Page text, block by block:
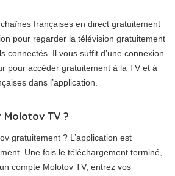
françaises en direct gratuitement
pour regarder la télévision gratuitement
connectés. Il vous suffit d’une connexion
pour accéder gratuitement à la TV et à
dans l’application.
TV ?
gratuitement ? L’application est
Une fois le téléchargement terminé,
compte Molotov TV, entrez vos